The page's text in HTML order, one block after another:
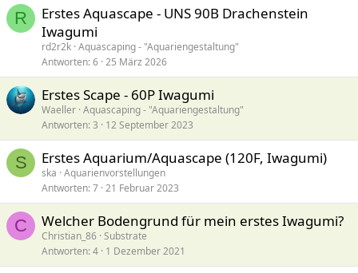
R
Erstes Aquascape - UNS 90B Drachenstein
Iwagumi
rd2r2k Aquascaping - "Aquariengestaltung"
Antworten 6 25 März 2026
Erstes Scape - 60P Iwagumi
Waeller Aquascaping - "Aquariengestaltung"
Antworten 3 12 September 2023
S Erstes Aquarium/Aquascape (120F, Iwagumi)
ska Aquarienvorstellungen
Antworten 7 21 Februar 2023
C Welcher Bodengrund für mein erstes Iwagumi?
Christian_86 Substrate
Antworten 4 1 Dezember 2021